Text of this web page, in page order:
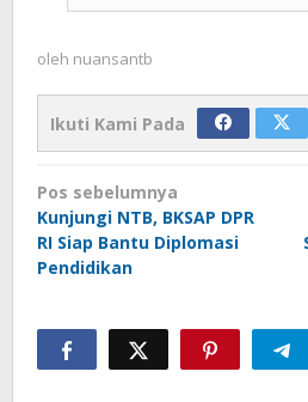
oleh nuansantb
Ikuti Kami Pada
Navigasi
pos
Pos sebelumnya
Kunjungi NTB, BKSAP DPR
RI Siap Bantu Diplomasi
Pendidikan